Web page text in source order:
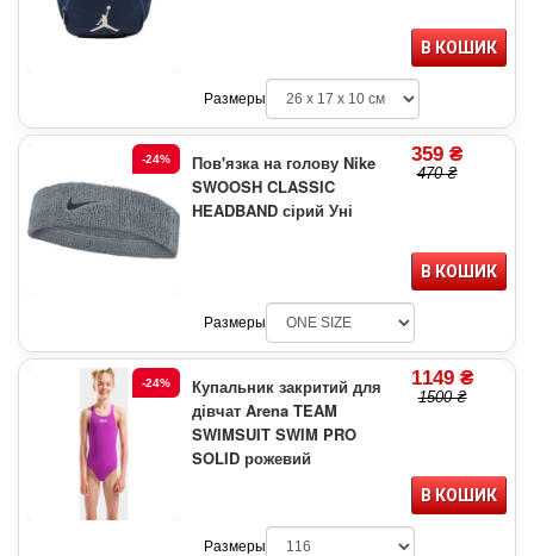
В КОШИК
Размеры
-24%
Пов'язка на голову Nike
SWOOSH CLASSIC
HEADBAND сірий Уні
359 ₴
470 ₴
В КОШИК
Размеры
-24%
Купальник закритий для
дівчат Arena TEAM
SWIMSUIT SWIM PRO
SOLID рожевий
1149 ₴
1500 ₴
В КОШИК
Размеры